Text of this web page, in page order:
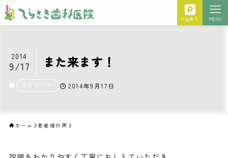
11台あり MENU
また来ます！
2014
9/17
患者様の声 2014年9月17日
ホーム 患者様の声